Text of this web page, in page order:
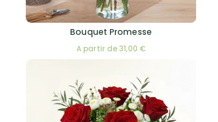
Bouquet Promesse
A partir de 31,00 €